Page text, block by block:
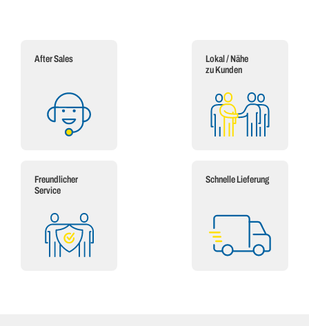
After Sales
Lokal / Nähe
zu Kunden
Freundlicher
Service
Schnelle Lieferung